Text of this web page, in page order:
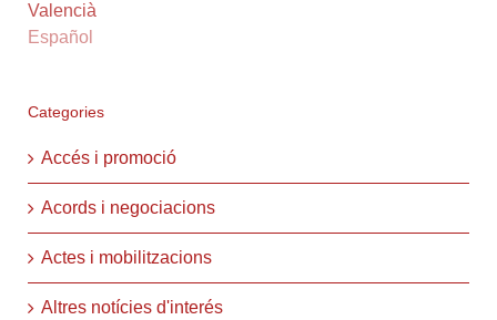
Valencià
Español
Categories
Accés i promoció
Acords i negociacions
Actes i mobilitzacions
Altres notícies d'interés